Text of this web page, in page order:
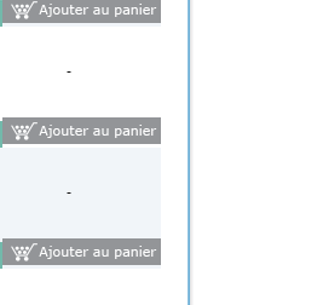
-
-